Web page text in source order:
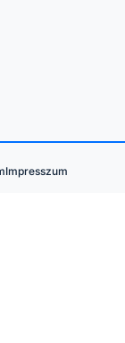
Impresszum